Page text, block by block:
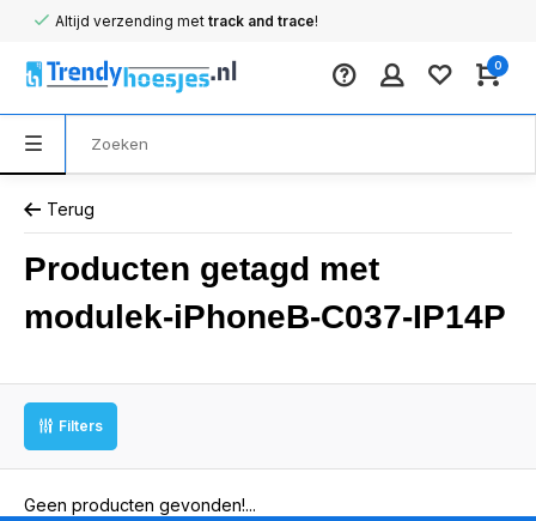
Altijd verzending mettrack and trace!
0
Terug
Producten getagd met
modulek-iPhoneB-C037-IP14P
Filters
Geen producten gevonden!...